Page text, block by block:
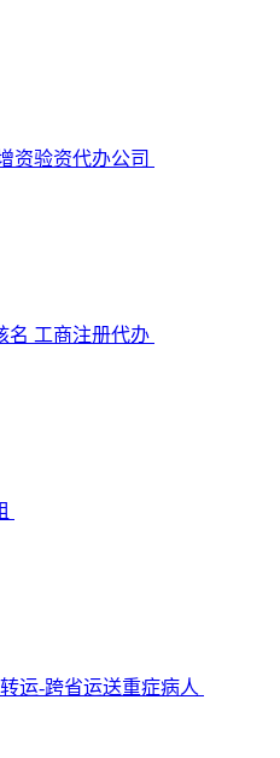
资验资代办公司
名 工商注册代办
运-跨省运送重症病人